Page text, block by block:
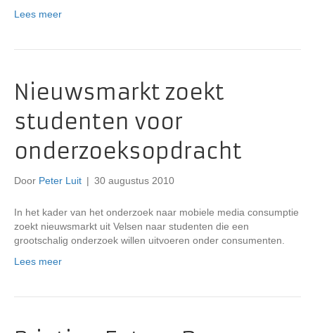
Lees meer
Nieuwsmarkt zoekt
studenten voor
onderzoeksopdracht
Door Peter Luit | 30 augustus 2010
In het kader van het onderzoek naar mobiele media consumptie
zoekt nieuwsmarkt uit Velsen naar studenten die een
grootschalig onderzoek willen uitvoeren onder consumenten.
Lees meer